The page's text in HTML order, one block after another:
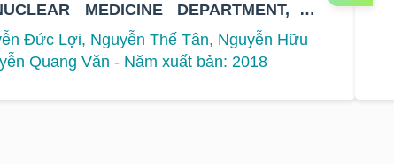
MEDICINE DEPARTMENT, K
Đức Lợi, Nguyễn Thế Tân, Nguyễn Hữu
Quang Văn - Năm xuất bản: 2018